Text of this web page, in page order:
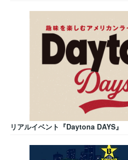
リアルイベント『Daytona DAYS』